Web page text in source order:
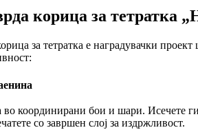
корица за тетратка
за тетратка е наградувачки
координирани бои и шари. Исечете
со завршен слој за издржливост.